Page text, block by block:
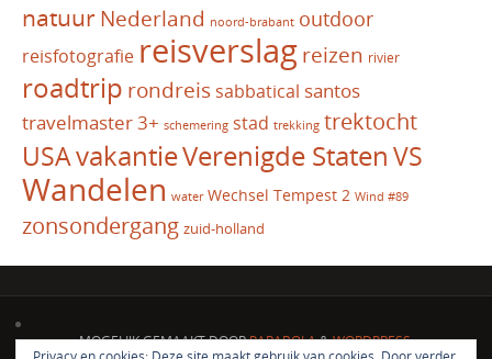
natuur Nederland noord-brabant outdoor
reisfotografie reisverslag reizen rivier
roadtrip rondreis sabbatical santos
travelmaster 3+ schemering stad trekking trektocht
USAvakantieVerenigde StatenVS
Wandelen water Wechsel Tempest 2 Wind #89
zonsondergang zuid-holland
MOGELIJK GEMAAKT DOORPARABOLA&WORDPRESS.